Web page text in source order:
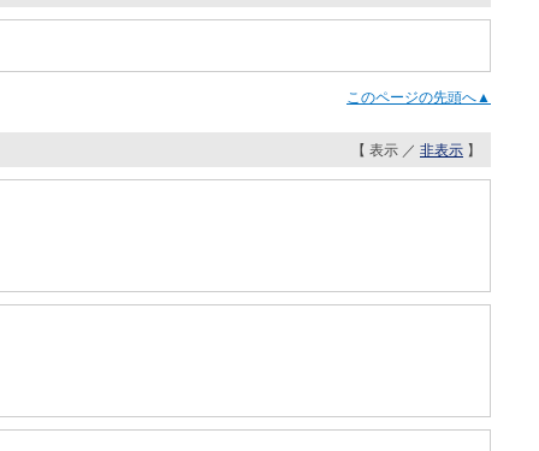
このページの先頭へ▲
【 表示 ／ 非表示 】